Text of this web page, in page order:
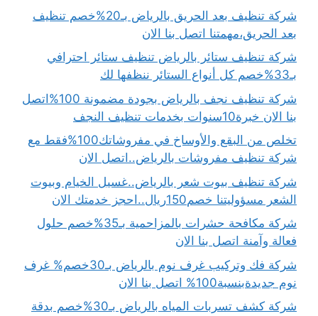
شركة تنظيف بعد الحريق بالرياض بـ20%خصم تنظيف
بعد الحريق،مهمتنا اتصل بنا الان
شركة تنظيف ستائر بالرياض تنظيف ستائر احترافي
بـ33%خصم كل أنواع الستائر ننظفها لك
شركة تنظيف نجف بالرياض بجودة مضمونة 100%اتصل
بنا الان خبرة10سنوات بخدمات تنظيف النجف
تخلص من البقع والأوساخ في مفروشاتك100%فقط مع
شركة تنظيف مفروشات بالرياض..اتصل الان
شركة تنظيف بيوت شعر بالرياض..غسيل الخيام وبيوت
الشعر مسؤوليتنا خصم150ريال..احجز خدمتك الان
شركة مكافحة حشرات بالمزاحمية بـ35%خصم حلول
فعالة وآمنة اتصل بنا الان
شركة فك وتركيب غرف نوم بالرياض بـ30خصم% غرف
نوم جديدةبنسبة100% اتصل بنا الان
شركة كشف تسربات المياه بالرياض بـ30%خصم بدقة